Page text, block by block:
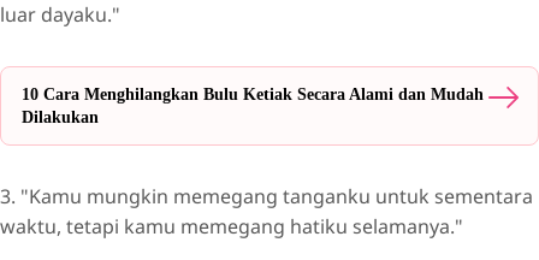
luar dayaku."
10 Cara Menghilangkan Bulu Ketiak Secara Alami dan Mudah
Dilakukan
3. "Kamu mungkin memegang tanganku untuk sementara
waktu, tetapi kamu memegang hatiku selamanya."